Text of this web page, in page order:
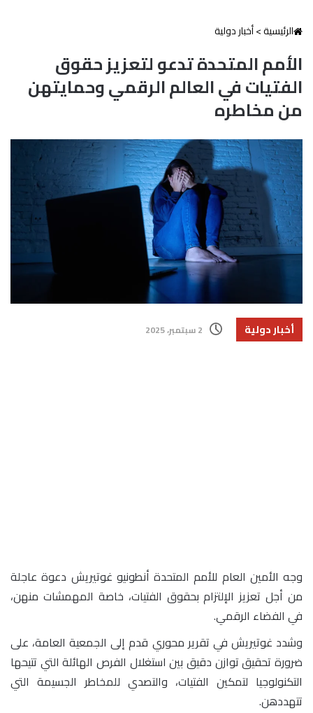
الرئيسية>أخبار دولية
الأمم المتحدة تدعو لتعزيز حقوق
الفتيات في العالم الرقمي وحمايتهن
من مخاطره
أخبار دولية 2 سبتمبر، 2025
وجه الأمين العام للأمم المتحدة أنطونيو غوتيريش دعوة عاجلة
من أجل تعزيز الإلتزام بحقوق الفتيات، خاصة المهمشات منهن،
في الفضاء الرقمي.
وشدد غوتيريش في تقرير محوري قدم إلى الجمعية العامة، على
ضرورة تحقيق توازن دقيق بين استغلال الفرص الهائلة التي تتيحها
التكنولوجيا لتمكين الفتيات، والتصدي للمخاطر الجسيمة التي
تتهددهن.